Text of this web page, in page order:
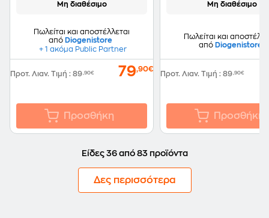
Μη διαθέσιμο
Πωλείται και αποστέλλεται
από Diogenistore
+ 1 ακόμα Public Partner
Προτ. Λιαν. Τιμή : 89,90€ 79,90€
Προσθήκη
Μη διαθέσιμο
Πωλείται και
από Diogenistore
Προτ. Λιαν. Τιμή : 89,90€
Προσθήκη
Είδες 36 από 83 προϊόντα
Δες περισσότερα